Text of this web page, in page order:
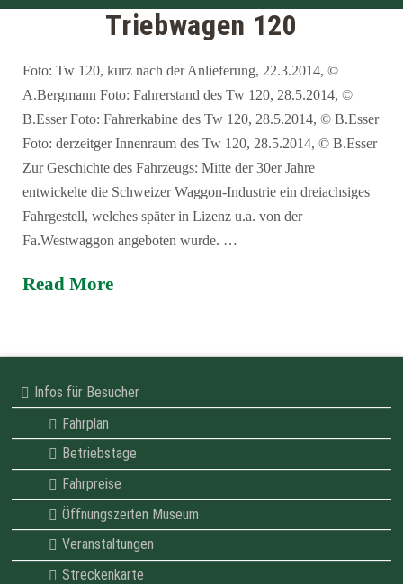
Triebwagen 120
Foto: Tw 120, kurz nach der Anlieferung, 22.3.2014, ©
A.Bergmann Foto: Fahrerstand des Tw 120, 28.5.2014, ©
B.Esser Foto: Fahrerkabine des Tw 120, 28.5.2014, © B.Esser
Foto: derzeitger Innenraum des Tw 120, 28.5.2014, © B.Esser
Zur Geschichte des Fahrzeugs: Mitte der 30er Jahre
entwickelte die Schweizer Waggon-Industrie ein dreiachsiges
Fahrgestell, welches später in Lizenz u.a. von der
Fa.Westwaggon angeboten wurde. …
Read More
Infos für Besucher
Fahrplan
Betriebstage
Fahrpreise
Öffnungszeiten Museum
Veranstaltungen
Streckenkarte